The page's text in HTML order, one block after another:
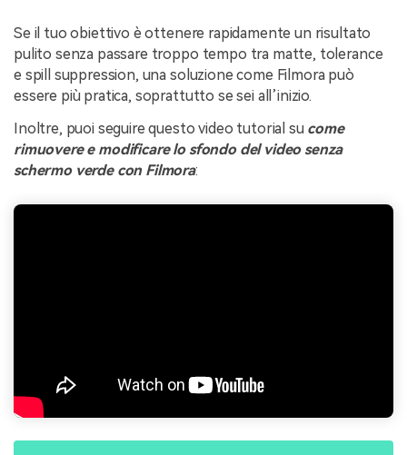
Se il tuo obiettivo è ottenere rapidamente un risultato
pulito senza passare troppo tempo tra matte, tolerance
e spill suppression, una soluzione come Filmora può
essere più pratica, soprattutto se sei all’inizio.
Inoltre, puoi seguire questo video tutorial su come
rimuovere e modificare lo sfondo del video senza
schermo verde con Filmora: